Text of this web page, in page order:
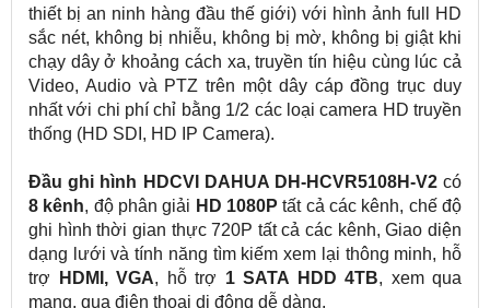
thiết bị an ninh hàng đầu thế giới) với hình ảnh full HD
sắc nét, không bị nhiễu, không bị mờ, không bị giật khi
chạy dây ở khoảng cách xa, truyền tín hiệu cùng lúc cả
Video, Audio và PTZ trên một dây cáp đồng trục duy
nhất với chi phí chỉ bằng 1/2 các loại camera HD truyền
thống (HD SDI, HD IP Camera).
Đầu ghi hình HDCVI DAHUA DH-HCVR5108H-V2 có
8 kênh, độ phân giải HD 1080P tất cả các kênh, chế độ
ghi hình thời gian thực 720P tất cả các kênh, Giao diện
dạng lưới và tính năng tìm kiếm xem lại thông minh, hỗ
trợ
HDMI, VGA, hỗ trợ 1 SATA HDD 4TB, xem qua
mạng, qua điện thoại di động dễ dàng.